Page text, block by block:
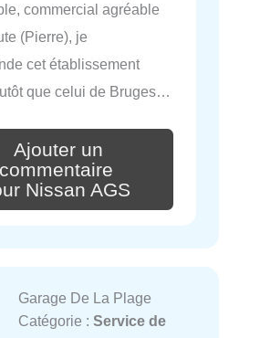
commercial agréable
(Pierre), je
cet établissement
que celui de Bruges…
Ajouter un
commentaire
Nissan AGS
Garage De La Plage
Catégorie : Service de